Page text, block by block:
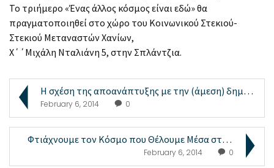
Το τριήμερο «Ένας άλλος κόσμος είναι εδώ» θα
πραγματοποιηθεί στο χώρο του Κοινωνικού Στεκιού-
Στεκιού Μεταναστών Χανίων,
Χ΄΄Μιχάλη Νταλιάνη 5, στην Σπλάντζια.
Η σχέση της αποανάπτυξης με την (άμεση) δημοκρατία
February 6, 2014 0
Φτιάχνουμε τον Κόσμο που Θέλουμε Μέσα στον Κόσμο π...
February 6, 2014 0